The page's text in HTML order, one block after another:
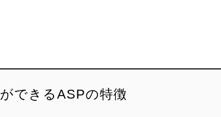
できるASPの特徴